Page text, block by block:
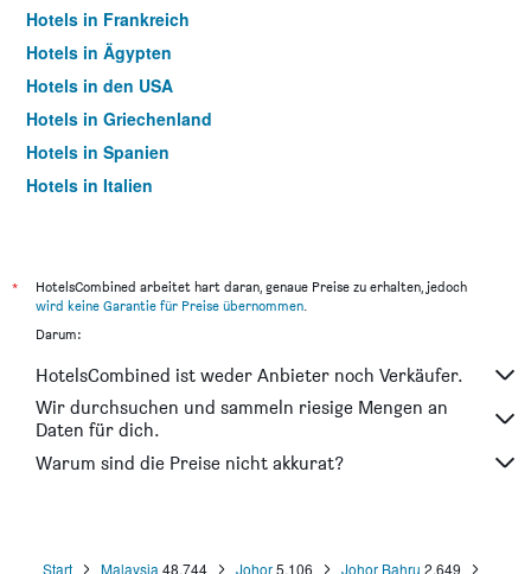
Hotels in Frankreich
Hotels in Ägypten
Hotels in den USA
Hotels in Griechenland
Hotels in Spanien
Hotels in Italien
*
HotelsCombined arbeitet hart daran, genaue Preise zu erhalten, jedoch
wird keine Garantie für Preise übernommen.
Darum:
HotelsCombined ist weder Anbieter noch Verkäufer.
Wir durchsuchen und sammeln riesige Mengen an
Daten für dich.
Warum sind die Preise nicht akkurat?
Start Malaysia 48.744 Johor 5.106 Johor Bahru 2.649